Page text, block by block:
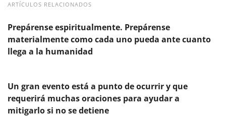
ARTÍCULOS RELACIONADOS
Prepárense espiritualmente. Prepárense
materialmente como cada uno pueda ante cuanto
llega a la humanidad
Un gran evento está a punto de ocurrir y que
requerirá muchas oraciones para ayudar a
mitigarlo si no se detiene